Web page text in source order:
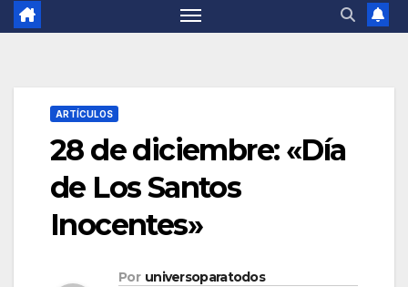
ARTÍCULOS
28 de diciembre: «Día
de Los Santos
Inocentes»
Por universoparatodos